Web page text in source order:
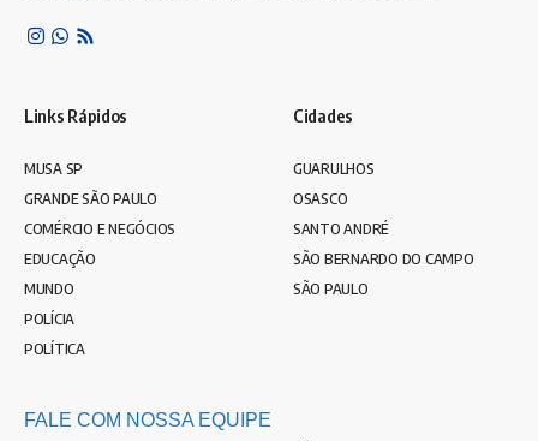
Links Rápidos
MUSA SP
GRANDE SÃO PAULO
COMÉRCIO E NEGÓCIOS
EDUCAÇÃO
MUNDO
POLÍCIA
POLÍTICA
Cidades
GUARULHOS
OSASCO
SANTO ANDRÉ
SÃO BERNARDO DO CAMPO
SÃO PAULO
FALE COM NOSSA EQUIPE